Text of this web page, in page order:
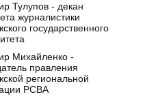
Тулупов - декан
журналистики
государственного
Михайленко -
правления
региональной
РСВА